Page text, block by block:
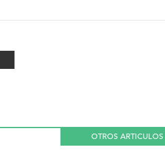
OTROS ARTICULOS